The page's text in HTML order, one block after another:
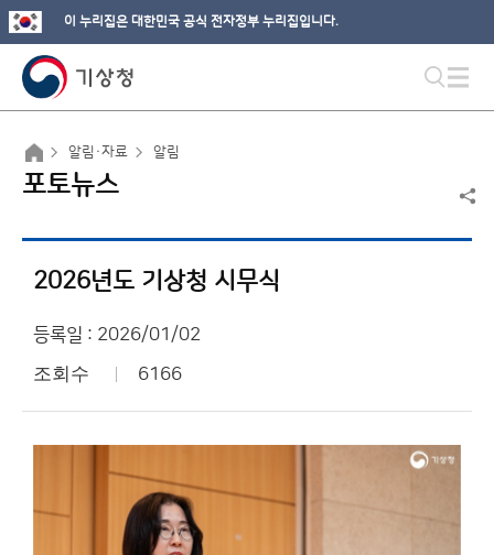
이 누리집은 대한민국 공식 전자정부 누리집입니다.
알림·자료 알림
포토뉴스
2026년도 기상청 시무식
등록일 : 2026/01/02
조회수 6166